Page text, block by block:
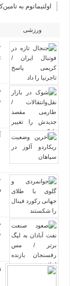
اولتیماتوم به
ورزشی